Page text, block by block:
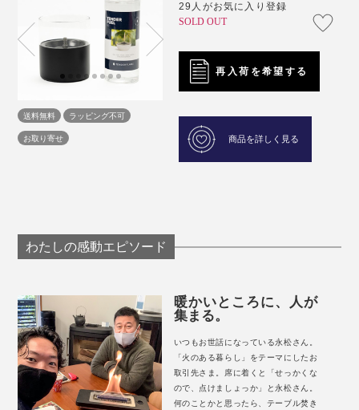
送料無料
ラッピング不可
お取り寄せ
29人がお気に入り登録
SOLD OUT
再入荷を希望する
商品を詳しく見る
わたしの感動エピソード
暖かいところに、人が
集まる。
いつもお世話になっている永松さん。
「火のある暮らし」をテーマにしたお
取引先さま。席に着くと「せっかくな
ので、点けましょっか」と永松さん。
何のことかと思ったら、テーブル焚き